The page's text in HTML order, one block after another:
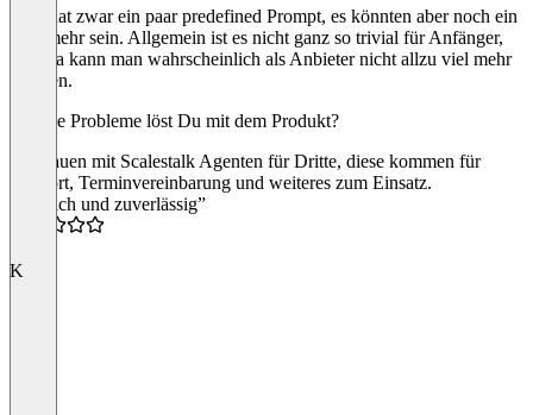
Man hat zwar ein paar predefined Prompt, es könnten aber noch ein
paar mehr sein. Allgemein ist es nicht ganz so trivial für Anfänger,
aber da kann man wahrscheinlich als Anbieter nicht allzu viel mehr
machen.
Welche Probleme löst Du mit dem Produkt?
Wir bauen mit Scalestalk Agenten für Dritte, diese kommen für
Support, Terminvereinbarung und weiteres zum Einsatz.
“Einfach und zuverlässig”
K